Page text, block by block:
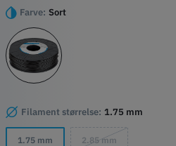
Lav tæthed
Lavt fugtoptag
Høj varmebestandighed
Forbedret UV-bestandighed
Farve: Sort
Filament størrelse: 1.75 mm
1.75 mm 2.85 mm